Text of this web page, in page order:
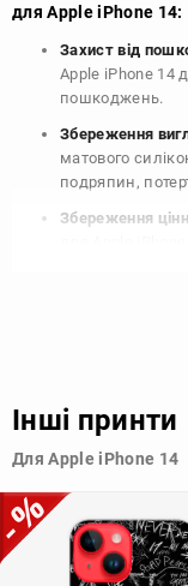
для Apple iPhone 14:
Захист від
Apple iPhone 14
пошкоджень.
Збереження
матового
подряпин,
Збереження
продати свій
Узагалі, чохол для
допомагає захистити
Інші принти
Для Apple iPhone 14